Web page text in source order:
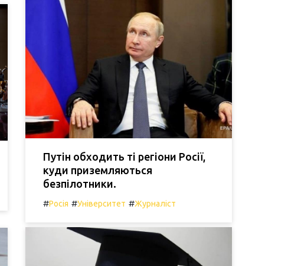
Путін обходить ті регіони Росії,
куди приземляються
безпілотники.
#Росія #Університет #Журналіст